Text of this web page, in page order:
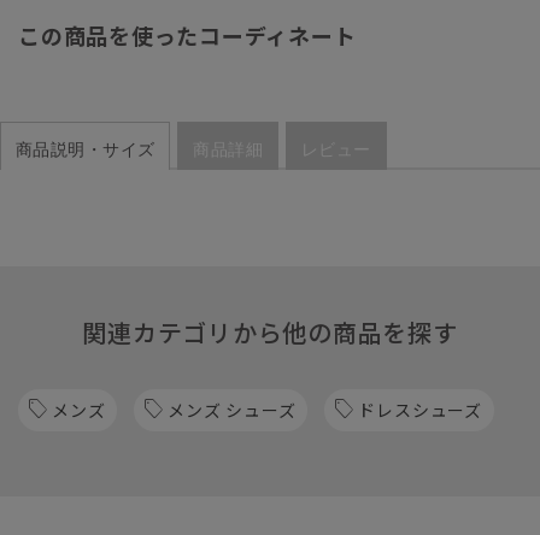
この商品を使ったコーディネート
商品説明・サイズ 商品詳細 レビュー
関連カテゴリから他の商品を探す
メンズ メンズ シューズ ドレスシューズ